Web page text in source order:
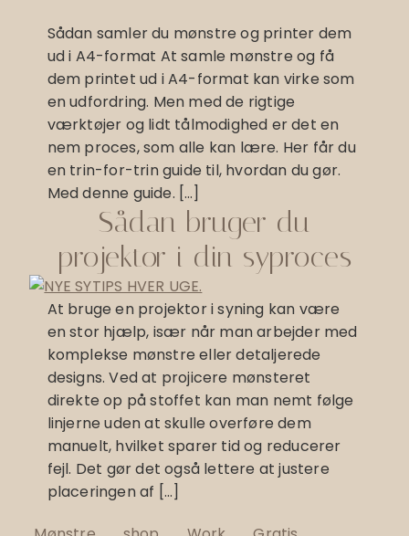
Sådan samler du mønstre og printer dem
ud i A4-format At samle mønstre og få
dem printet ud i A4-format kan virke som
en udfordring. Men med de rigtige
værktøjer og lidt tålmodighed er det en
nem proces, som alle kan lære. Her får du
en trin-for-trin guide til, hvordan du gør.
Med denne guide. […]
Sådan bruger du
projektor i din syproces
At bruge en projektor i syning kan være
en stor hjælp, især når man arbejder med
komplekse mønstre eller detaljerede
designs. Ved at projicere mønsteret
direkte op på stoffet kan man nemt følge
linjerne uden at skulle overføre dem
manuelt, hvilket sparer tid og reducerer
fejl. Det gør det også lettere at justere
placeringen af […]